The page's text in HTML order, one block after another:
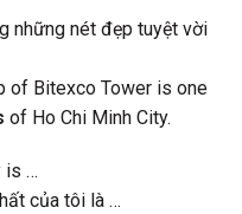
những nét đẹp tuyệt vời
of Bitexco Tower is one
of Ho Chi Minh City.
is …
của tôi là …